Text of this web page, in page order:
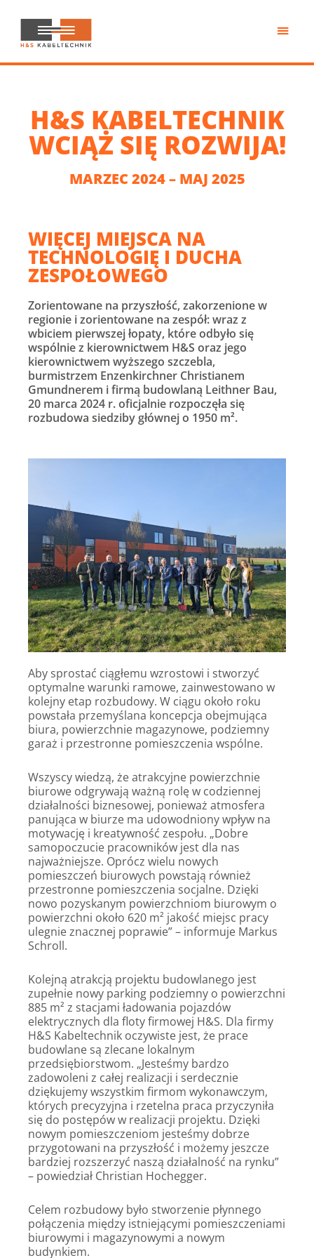
treści
H&S
Kabeltechnik
H&S KABELTECHNIK
WCIĄŻ SIĘ ROZWIJA!
MARZEC 2024 – MAJ 2025
WIĘCEJ MIEJSCA NA
TECHNOLOGIĘ I DUCHA
ZESPOŁOWEGO
Zorientowane na przyszłość, zakorzenione w
regionie i zorientowane na zespół: wraz z
wbiciem pierwszej łopaty, które odbyło się
wspólnie z kierownictwem H&S oraz jego
kierownictwem wyższego szczebla,
burmistrzem Enzenkirchner Christianem
Gmundnerem i firmą budowlaną Leithner Bau,
20 marca 2024 r. oficjalnie rozpoczęła się
rozbudowa siedziby głównej o 1950 m².
Aby sprostać ciągłemu wzrostowi i stworzyć
optymalne warunki ramowe, zainwestowano w
kolejny etap rozbudowy. W ciągu około roku
powstała przemyślana koncepcja obejmująca
biura, powierzchnie magazynowe, podziemny
garaż i przestronne pomieszczenia wspólne.
Wszyscy wiedzą, że atrakcyjne powierzchnie
biurowe odgrywają ważną rolę w codziennej
działalności biznesowej, ponieważ atmosfera
panująca w biurze ma udowodniony wpływ na
motywację i kreatywność zespołu. „Dobre
samopoczucie pracowników jest dla nas
najważniejsze. Oprócz wielu nowych
pomieszczeń biurowych powstają również
przestronne pomieszczenia socjalne. Dzięki
nowo pozyskanym powierzchniom biurowym o
powierzchni około 620 m² jakość miejsc pracy
ulegnie znacznej poprawie” – informuje Markus
Schroll.
Kolejną atrakcją projektu budowlanego jest
zupełnie nowy parking podziemny o powierzchni
885 m² z stacjami ładowania pojazdów
elektrycznych dla floty firmowej H&S. Dla firmy
H&S Kabeltechnik oczywiste jest, że prace
budowlane są zlecane lokalnym
przedsiębiorstwom. „Jesteśmy bardzo
zadowoleni z całej realizacji i serdecznie
dziękujemy wszystkim firmom wykonawczym,
których precyzyjna i rzetelna praca przyczyniła
się do postępów w realizacji projektu. Dzięki
nowym pomieszczeniom jesteśmy dobrze
przygotowani na przyszłość i możemy jeszcze
bardziej rozszerzyć naszą działalność na rynku”
– powiedział Christian Hochegger.
Celem rozbudowy było stworzenie płynnego
połączenia między istniejącymi pomieszczeniami
biurowymi i magazynowymi a nowym
budynkiem.